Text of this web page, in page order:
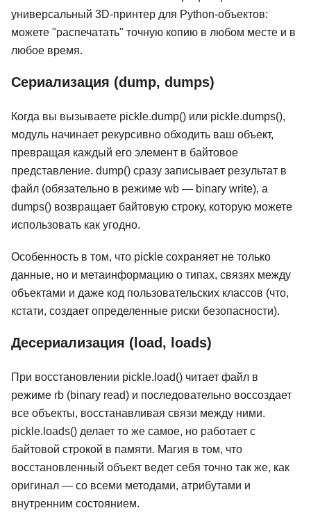
универсальный 3D-принтер для Python-объектов:
можете "распечатать" точную копию в любом месте и в
любое время.
Сериализация (dump, dumps)
Когда вы вызываете pickle.dump() или pickle.dumps(),
модуль начинает рекурсивно обходить ваш объект,
превращая каждый его элемент в байтовое
представление. dump() сразу записывает результат в
файл (обязательно в режиме wb — binary write), а
dumps() возвращает байтовую строку, которую можете
использовать как угодно.
Особенность в том, что pickle сохраняет не только
данные, но и метаинформацию о типах, связях между
объектами и даже код пользовательских классов (что,
кстати, создает определенные риски безопасности).
Десериализация (load, loads)
При восстановлении pickle.load() читает файл в
режиме rb (binary read) и последовательно воссоздает
все объекты, восстанавливая связи между ними.
pickle.loads() делает то же самое, но работает с
байтовой строкой в памяти. Магия в том, что
восстановленный объект ведет себя точно так же, как
оригинал — со всеми методами, атрибутами и
внутренним состоянием.